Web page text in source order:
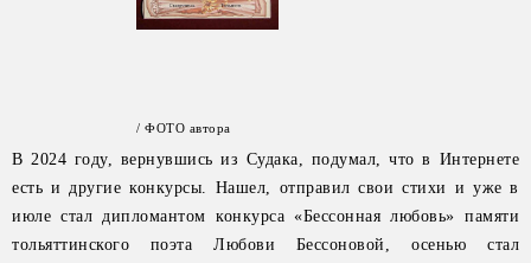
/ ФОТО автора
В 2024 году, вернувшись из Судака, подумал, что в Интернете
есть и другие конкурсы. Нашел, отправил свои стихи и уже в
июле стал дипломантом конкурса «Бессонная любовь» памяти
тольяттинского поэта Любови Бессоновой, осенью стал